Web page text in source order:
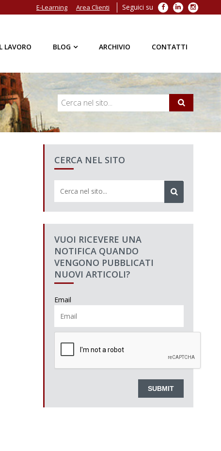
Seguici su Facebook
LinkedIn
E-Learning Area Clienti
LAVORO BLOG ARCHIVIO CONTATTI
CERCA NEL SITO
VUOI RICEVERE UNA
NOTIFICA QUANDO
VENGONO PUBBLICATI
NUOVI ARTICOLI?
Email